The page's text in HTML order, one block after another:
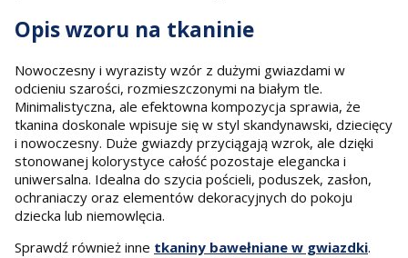
Opis wzoru na tkaninie
Nowoczesny i wyrazisty wzór z dużymi gwiazdami w
odcieniu szarości, rozmieszczonymi na białym tle.
Minimalistyczna, ale efektowna kompozycja sprawia, że
tkanina doskonale wpisuje się w styl skandynawski, dziecięcy
i nowoczesny. Duże gwiazdy przyciągają wzrok, ale dzięki
stonowanej kolorystyce całość pozostaje elegancka i
uniwersalna. Idealna do szycia pościeli, poduszek, zasłon,
ochraniaczy oraz elementów dekoracyjnych do pokoju
dziecka lub niemowlęcia.
Sprawdź również inne tkaniny bawełniane w gwiazdki.